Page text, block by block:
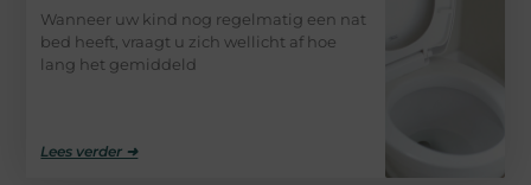
Wanneer uw kind nog regelmatig een nat
bed heeft, vraagt u zich wellicht af hoe
lang het gemiddeld
Lees verder ➜